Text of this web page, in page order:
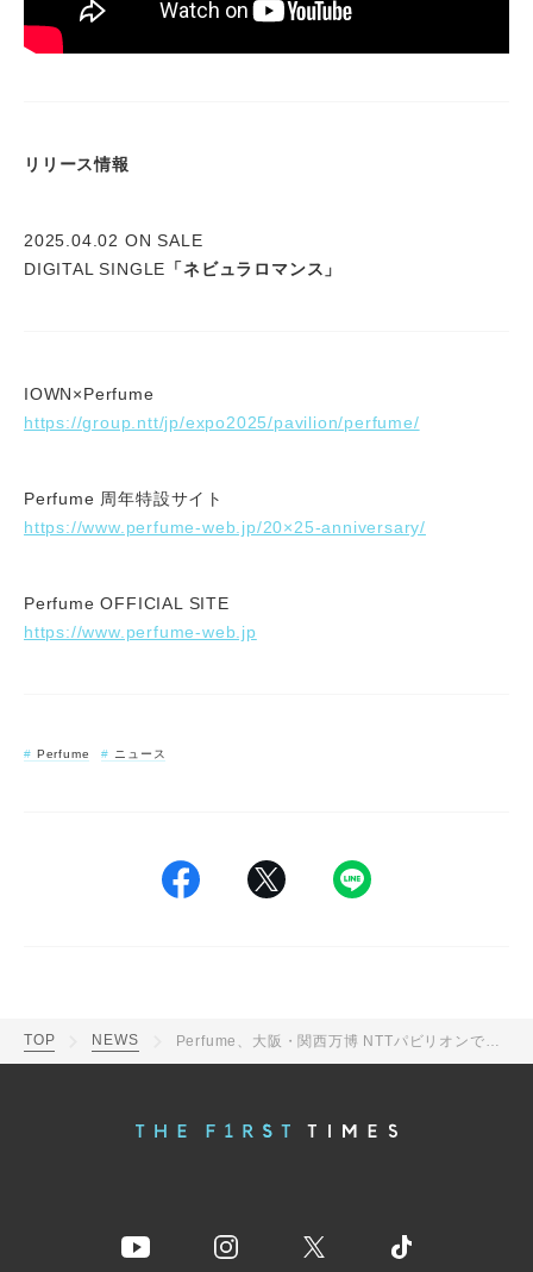
リリース情報
2025.04.02 ON SALE
DIGITAL SINGLE 「ネビュラロマンス」
IOWN×Perfume
https://group.ntt/jp/expo2025/pavilion/perfume/
Perfume 周年特設サイト
https://www.perfume-web.jp/20×25-anniversary/
Perfume OFFICIAL SITE
https://www.perfume-web.jp
Perfume ニュース
TOP NEWS Perfume、大阪・関西万博 NTTパビリオンで時空と空間を超えるライブパフォーマンスを披露